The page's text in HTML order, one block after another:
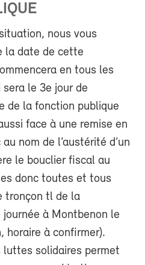
nous vous
la date de cette
en tous les
le 3e jour de
de la fonction publique
face à une remise en
nom de l’austérité d’un
le bouclier fiscal au
donc toutes et tous
tronçon tl de la
à Montbenon le
horaire à confirmer).
luttes solidaires permet